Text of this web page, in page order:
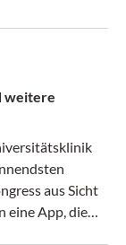
bei
weitere
aus Sicht
eine App, die